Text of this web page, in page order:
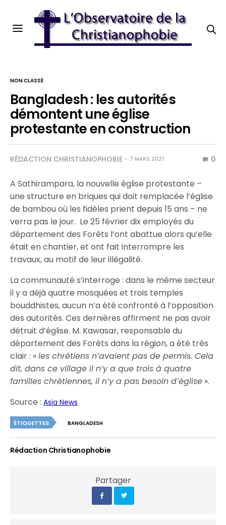
NON CLASSÉ
Bangladesh : les autorités
démontent une église
protestante en construction
RÉDACTION CHRISTIANOPHOBIE 7 MARS 2021 0
A Sathirampara, la nouvelle église protestante –
une structure en briques qui doit remplacée l’église
de bambou où les fidèles prient depuis 15 ans – ne
verra pas le jour. Le 25 février dix employés du
département des Forêts l’ont abattue alors qu’elle
était en chantier, et ont fait interrompre les
travaux, au motif de leur illégalité.
La communauté s’interroge : dans le même secteur
il y a déjà quatre mosquées et trois temples
bouddhistes, aucun n’a été confronté à l’opposition
des autorités. Ces dernières affirment ne pas avoir
détruit d’église. M. Kawasar, responsable du
département des Forêts dans la région, a été très
clair : «les chrétiens n’avaient pas de permis. Cela
dit, dans ce village il n’y a que trois à quatre
familles chrétiennes, il n’y a pas besoin d’église ».
Source :Asia News
ÉTIQUETTES BANGLADESH
Rédaction Christianophobie
Partager